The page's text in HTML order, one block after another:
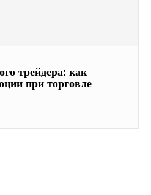
трейдера: как
при торговле